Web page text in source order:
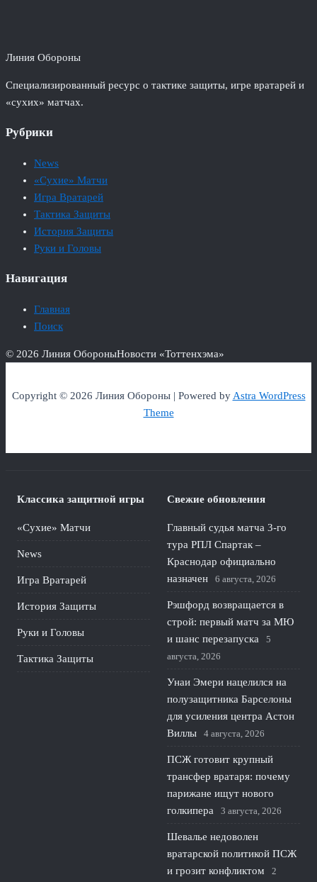
Линия Обороны
Специализированный ресурс о тактике защиты, игре вратарей и
«сухих» матчах.
Рубрики
News
«Сухие» Матчи
Игра Вратарей
Тактика Защиты
История Защиты
Руки и Головы
Навигация
Главная
Поиск
© 2026 Линия ОбороныНовости «Тоттенхэма»
Copyright © 2026 Линия Обороны | Powered byAstra WordPress
Theme
Классика защитной игры
«Сухие» Матчи
News
Игра Вратарей
История Защиты
Руки и Головы
Тактика Защиты
Свежие обновления
Главный судья матча 3-го
тура РПЛ Спартак –
Краснодар официально
назначен
6 августа, 2026
Рэшфорд возвращается в
строй: первый матч за МЮ
и шанс перезапуска
5
августа, 2026
Унаи Эмери нацелился на
полузащитника Барселоны
для усиления центра Астон
Виллы
4 августа, 2026
ПСЖ готовит крупный
трансфер вратаря: почему
парижане ищут нового
голкипера
3 августа, 2026
Шевалье недоволен
вратарской политикой ПСЖ
и грозит конфликтом
2